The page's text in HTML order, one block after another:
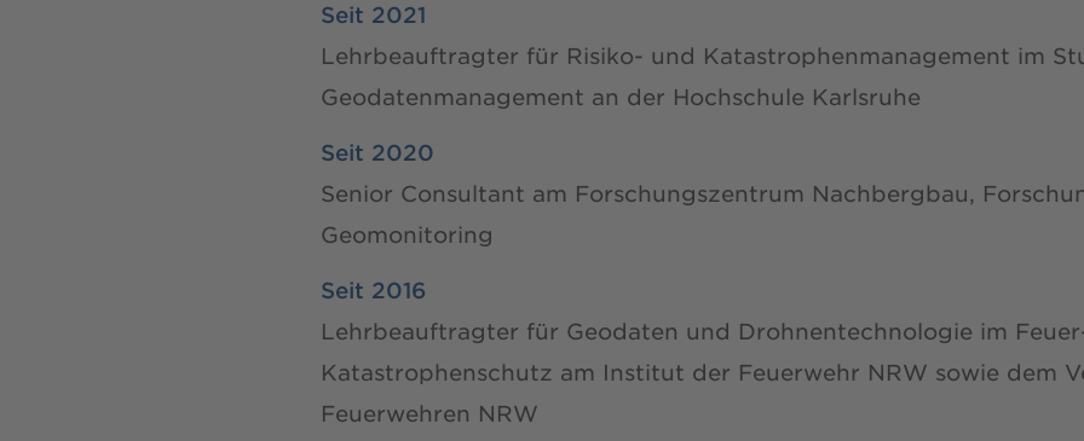
Seit 2021
Lehrbeauftragter für Risiko- und Katastrophenmanagement im
Geodatenmanagement an der Hochschule Karlsruhe
Seit 2020
Senior Consultant am Forschungszentrum Nachbergbau,
Geomonitoring
Seit 2016
Lehrbeauftragter für Geodaten und Drohnentechnologie im
Katastrophenschutz am Institut der Feuerwehr NRW sowie dem
Feuerwehren NRW